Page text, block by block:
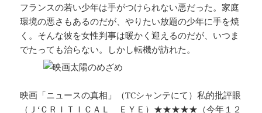
フランスの若い少年は手がつけられない悪だった。家庭
環境の悪さもあるのだが、やりたい放題の少年に手を焼
く。そんな彼を女性判事は暖かく迎えるのだが、いつま
でたっても治らない。しかし転機が訪れた。
映画「ニュースの真相」（TCシャンテにて）私的批評眼
（Ｊ‘ＣＲＩＴＩＣＡＬ ＥＹＥ）★★★★★（今年１２